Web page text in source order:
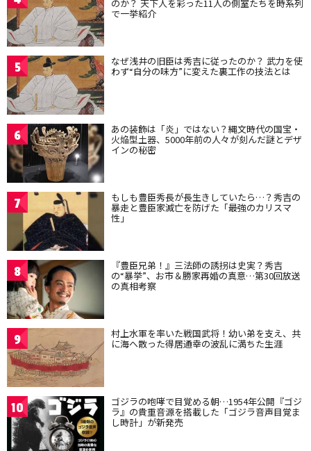
のか？ 天下人を彩った11人の側室たちを時系列
で一挙紹介
5 なぜ浅井の旧臣は秀吉に従ったのか？ 武力を使
わず“自分の味方”に変えた裏工作の技法とは
6 あの装飾は「炎」ではない？縄文時代の国宝・
火焔型土器、5000年前の人々が刻んだ謎とデザ
インの秘密
7 もしも豊臣秀長が長生きしていたら…？秀吉の
暴走と豊臣家滅亡を防げた「最強のカリスマ
性」
8 『豊臣兄弟！』三法師の誘拐は史実？秀吉
の“暴挙”、お市＆勝家再婚の真意…第30回放送
の真相考察
9 村上水軍を率いた戦国武将！幼い弟を支え、共
に海へ散った得居通幸の波乱に満ちた生涯
10 ゴジラの咆哮で目覚める朝…1954年公開『ゴジ
ラ』の貴重音源を搭載した「ゴジラ音声目覚ま
し時計」が新発売